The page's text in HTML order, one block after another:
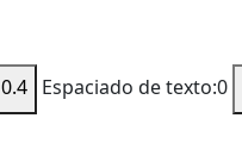
0.4 Espaciado de texto:0